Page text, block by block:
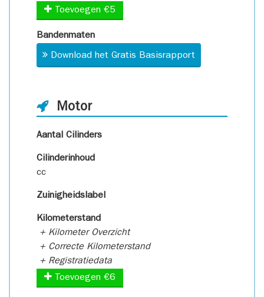
Toevoegen €5
Bandenmaten
Download het Gratis Basisrapport
Motor
Aantal Cilinders
Cilinderinhoud
cc
Zuinigheidslabel
Kilometerstand
+ Kilometer Overzicht
+ Correcte Kilometerstand
+ Registratiedata
Toevoegen €6